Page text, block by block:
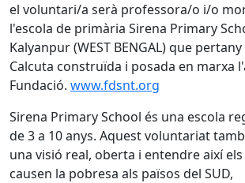
el voluntari/a serà professora/o i/o
l'escola de primària Sirena Primary
Kalyanpur (WEST BENGAL) que
Calcuta construïda i posada en marxa
Fundació. www.fdsnt.org
Sirena Primary School és una escola
de 3 a 10 anys. Aquest voluntariat
una visió real, oberta i entendre així
causen la pobresa als països del SUD,